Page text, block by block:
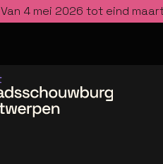
Van 4 mei 2026 tot eind